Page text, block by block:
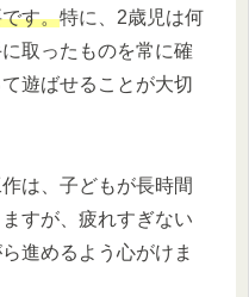
す。特に、2歳児は何
取ったものを常に確
遊ばせることが大切
は、子どもが長時間
すが、疲れすぎない
進めるよう心がけま